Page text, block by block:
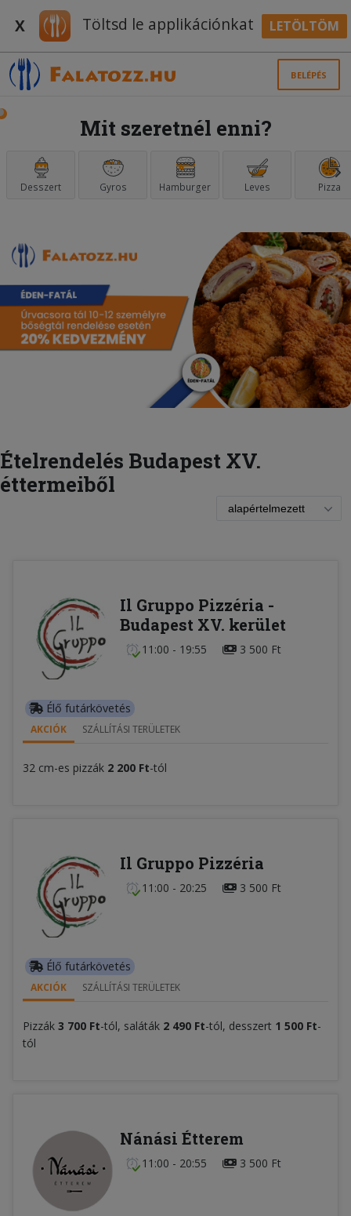
X Töltsd le applikációnkat LETÖLTÖM
BELÉPÉS
Mit szeretnél enni?
Desszert Gyros Hamburger Leves Pizza
Ételrendelés Budapest XV.
éttermeiből
Il Gruppo Pizzéria -
Budapest XV. kerület
11:00 - 19:55 3 500 Ft
Élő futárkövetés
AKCIÓK SZÁLLÍTÁSI TERÜLETEK
32 cm-es pizzák 2 200 Ft-tól
Il Gruppo Pizzéria
11:00 - 20:25 3 500 Ft
Élő futárkövetés
AKCIÓK SZÁLLÍTÁSI TERÜLETEK
Pizzák 3 700 Ft-tól, saláták 2 490 Ft-tól, desszert 1 500 Ft-
tól
Nánási Étterem
11:00 - 20:55 3 500 Ft